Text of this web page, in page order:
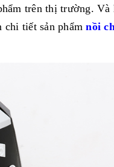
trên thị trường. Và
chi tiết sản phẩmnồi